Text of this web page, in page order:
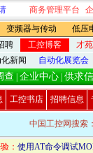
商务管理平台
变频器与传动 低压
聘 工控博客 才苑
新闻 自动化展览会
查 企业中心 供求
工控书店 招聘信息
中国工控网搜索：
： 使用AT命令调试